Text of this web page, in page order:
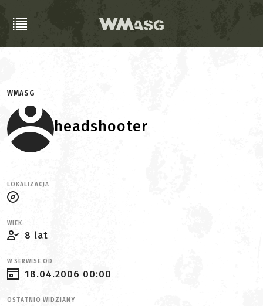
WMASG
headshooter
LOKALIZACJA
WIEK
8 lat
W SERWISE OD
18.04.2006 00:00
OSTATNIO WIDZIANY